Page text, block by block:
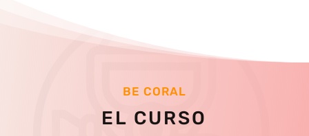
BE CORAL
EL CURSO